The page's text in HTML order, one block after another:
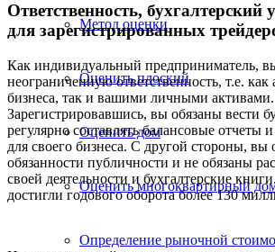
Метод оценки
Оценить плоский
Оценить дом
Оценить многоквартирный
Определение рыночной
Ответственность, бухгалтерский
для зарегистрированных
Как индивидуальный предприниматель,
неограниченную ответственность, т.е.
бизнеса, так и вашими личными активами.
Зарегистрировавшись, вы обязаны вести
регулярно составлять балансовые отчеты
для своего бизнеса. С другой стороны,
обязанности публичности и не обязаны
своей деятельности и бухгалтерские
достигли годового оборота более 130